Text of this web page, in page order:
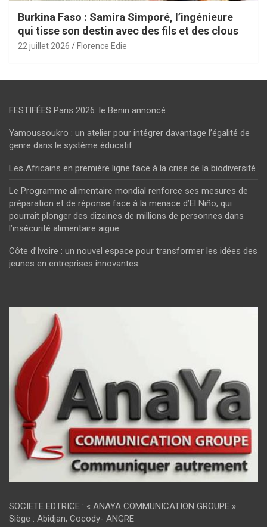
Burkina Faso : Samira Simporé, l’ingénieure
qui tisse son destin avec des fils et des clous
22 juillet 2026 Florence Edie
FESTIFÉES Paris 2026: le Benin annoncé
Yamoussoukro : un atelier pour intégrer davantage l’égalité de
genre dans le système éducatif
Les Africains en première ligne face à la crise de la biodiversité
Le Programme alimentaire mondial renforce ses mesures de
préparation et de réponse face à la menace d’El Niño, qui
pourrait plonger des dizaines de millions de personnes dans
l’insécurité alimentaire aiguë
Côte d’Ivoire : un nouvel espace pour transformer les idées des
jeunes en entreprises innovantes
SOCIETE EDTRICE : « ANAYA COMMUNICATION GROUPE »
Siège : Abidjan, Cocody- ANGRE